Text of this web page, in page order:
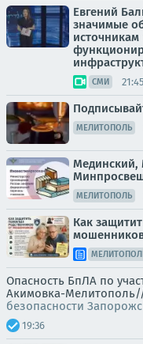
Евгений
значимые
СМИ 21:45
МЕЛИТОПОЛЬ
Мединский,
МЕЛИТОПОЛЬ
Как
Опасность БпЛА по
Акимовка-
безопасности
19:36